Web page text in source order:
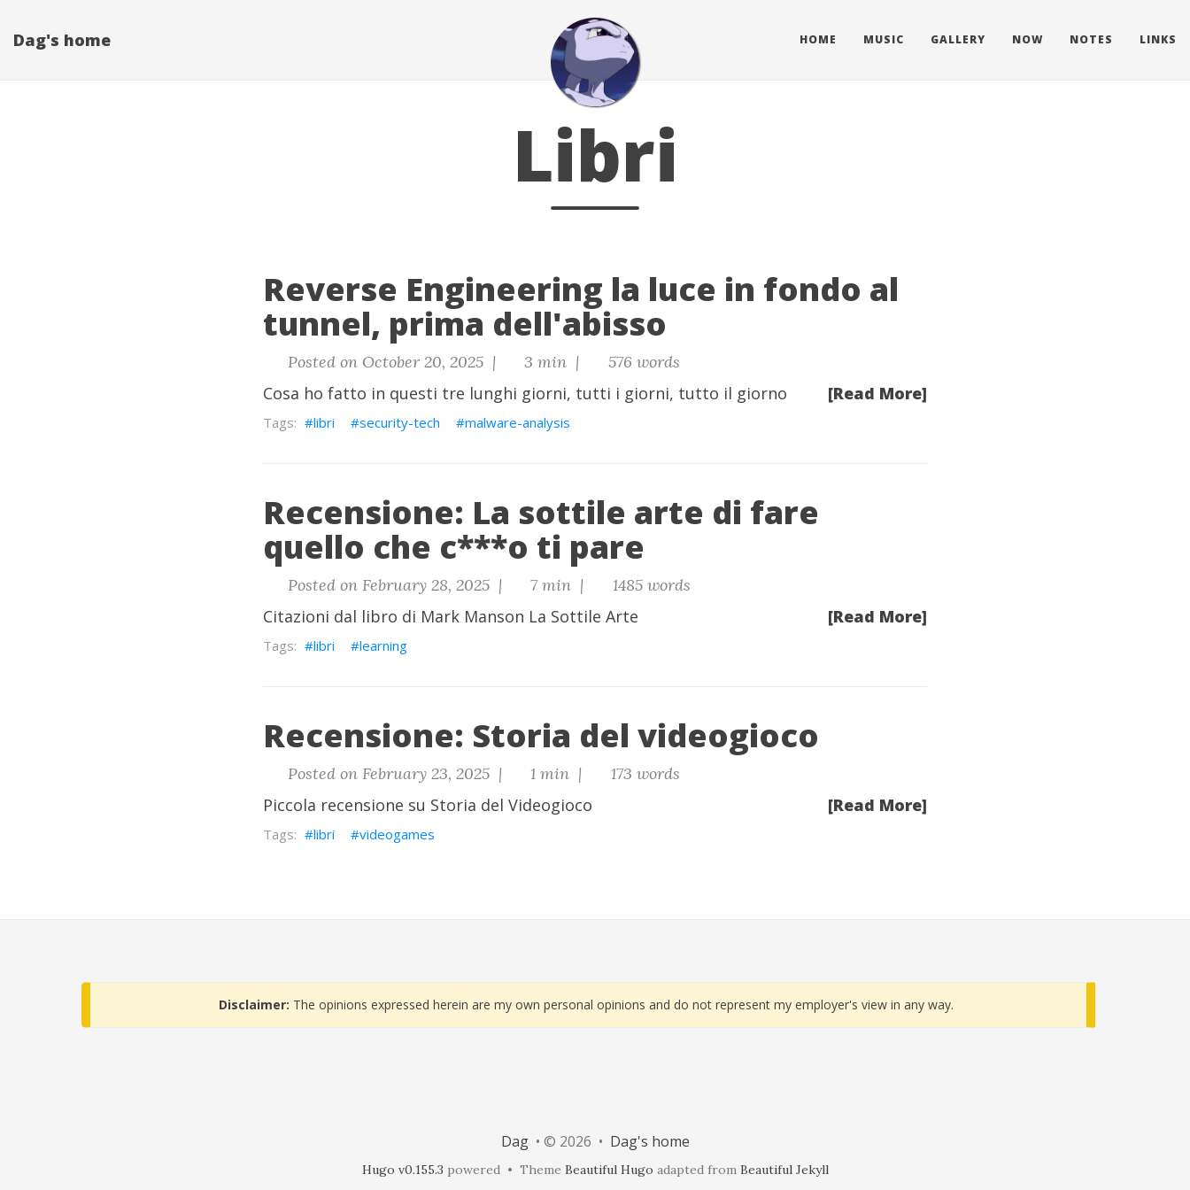
Dag's home HOME MUSIC GALLERY NOW NOTES LINKS
Libri
Reverse Engineering la luce in fondo al
tunnel, prima dell'abisso
Posted on October 20, 2025 | 3 min | 576 words
Cosa ho fatto in questi tre lunghi giorni, tutti i giorni, tutto il giorno [Read More]
libri security-tech malware-analysis
Recensione: La sottile arte di fare
quello che c***o ti pare
Posted on February 28, 2025 | 7 min | 1485 words
Citazioni dal libro di Mark Manson La Sottile Arte [Read More]
libri learning
Recensione: Storia del videogioco
Posted on February 23, 2025 | 1 min | 173 words
Piccola recensione su Storia del Videogioco [Read More]
libri videogames
Disclaimer: The opinions expressed herein are my own personal opinions and do not represent my employer's view in any way.
Dag• © 2026 • Dag's home
Hugo v0.155.3 powered • Theme Beautiful Hugo adapted from Beautiful Jekyll